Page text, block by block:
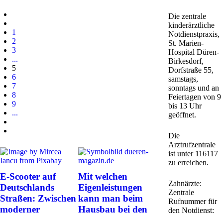
1
2
3
...
5
6
7
8
9
...
E-Scooter auf
Deutschlands
Straßen: Zwischen
moderner
Mit welchen
Eigenleistungen
kann man beim
Hausbau bei den
Die zentrale
kinderärztliche
Notdienstpraxis,
St. Marien-
Hospital Düren-
Birkesdorf,
Dorfstraße 55,
samstags,
sonntags und an
Feiertagen von 9
bis 13 Uhr
geöffnet.
Die
Arztrufzentrale
ist unter 116117
zu erreichen.
Zahnärzte:
Zentrale
Rufnummer für
den Notdienst: